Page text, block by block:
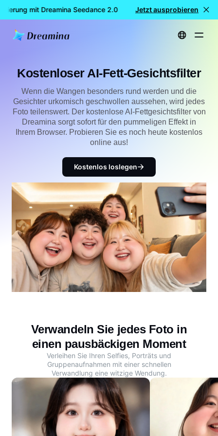
mit Dreamina Seedance 2.0 KOSTENLOSE
Jetzt ausprobieren
Startseite Kostenloser AI-Fett-Gesichtsfilter
Kostenloser AI-Fett-Gesichtsfilter
Wenn die Wangen besonders rund werden und die
Gesichter urkomisch geschwollen aussehen, wird jedes
Foto teilenswert. Der kostenlose AI-Fettgesichtsfilter von
Dreamina sorgt sofort für den pummeligen Effekt in
Ihrem Browser. Probieren Sie es noch heute kostenlos
online aus!
Kostenlos loslegen
Verwandeln Sie jedes Foto in
einen pausbäckigen Moment
Verleihen Sie Ihren Selfies, Porträts und
Gruppenaufnahmen mit einer schnellen
Verwandlung eine witzige Wendung.